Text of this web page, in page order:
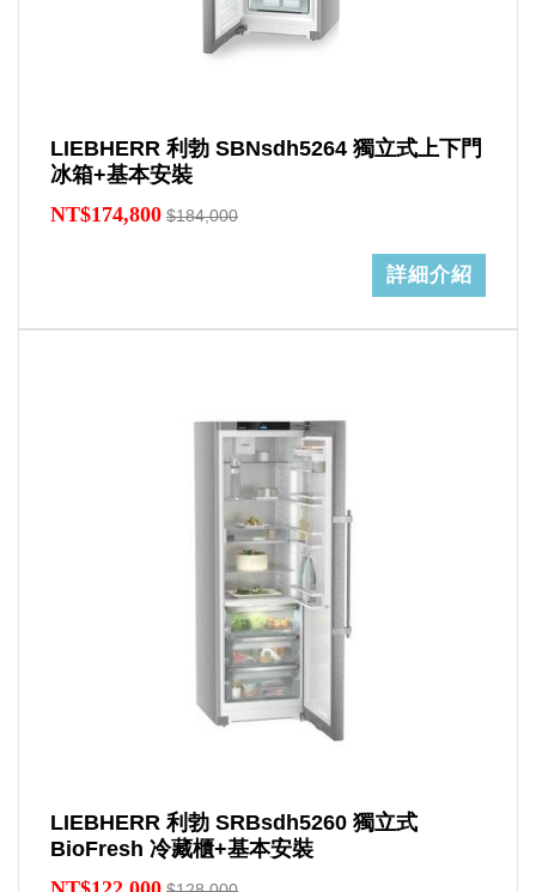
LIEBHERR 利勃 SBNsdh5264 獨立式上下門
冰箱+基本安裝
NT$174,800 $184,000
詳細介紹
LIEBHERR 利勃 SRBsdh5260 獨立式
BioFresh 冷藏櫃+基本安裝